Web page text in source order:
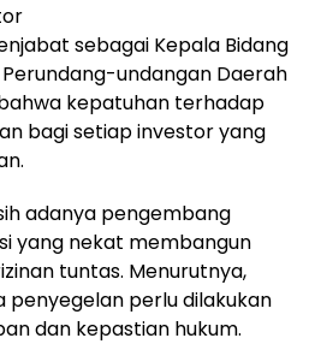
sebagai Kepala Bidang
undangan Daerah
kepatuhan terhadap
bagi setiap investor yang
adanya pengembang
yang nekat membangun
tuntas. Menurutnya,
perlu dilakukan
dan kepastian hukum.